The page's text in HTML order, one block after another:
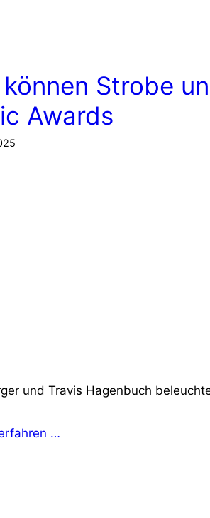
können Strobe
Awards
und Travis Hagenbuch
…